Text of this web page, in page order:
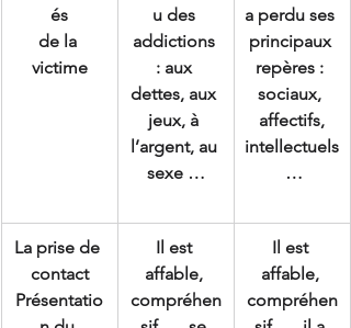
és
de la
victime
u des
addictions
: aux
dettes, aux
jeux, à
l’argent, au
sexe …
a perdu ses
principaux
repères :
sociaux,
affectifs,
intellectuels
…
La prise de
contact
Présentatio
Il est
affable,
compréhen
Il est
affable,
compréhen